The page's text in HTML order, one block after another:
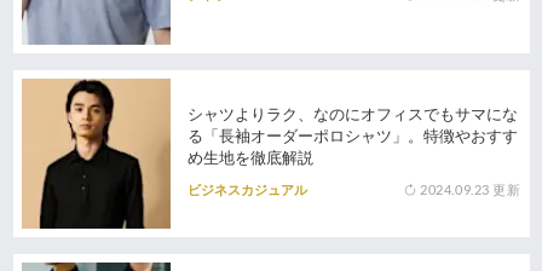
シャツよりラク、なのにオフィスでもサマにな
る「長袖オーダーポロシャツ」。特徴やおすす
め生地を徹底解説
ビジネスカジュアル 2024.09.23 更新